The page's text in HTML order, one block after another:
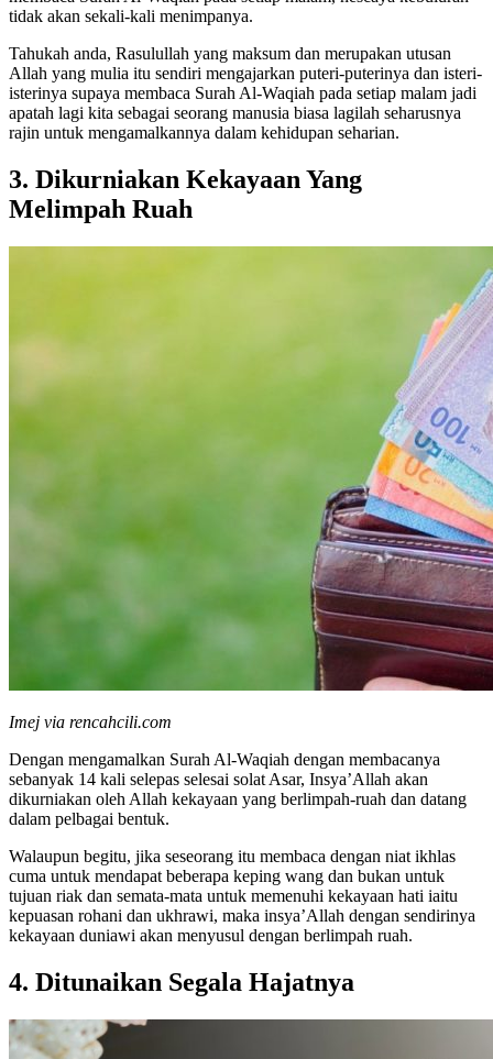
tidak akan sekali-kali menimpanya.
Tahukah anda, Rasulullah yang maksum dan merupakan utusan
Allah yang mulia itu sendiri mengajarkan puteri-puterinya dan isteri-
isterinya supaya membaca Surah Al-Waqiah pada setiap malam jadi
apatah lagi kita sebagai seorang manusia biasa lagilah seharusnya
rajin untuk mengamalkannya dalam kehidupan seharian.
3. Dikurniakan Kekayaan Yang
Melimpah Ruah
Imej via rencahcili.com
Dengan mengamalkan Surah Al-Waqiah dengan membacanya
sebanyak 14 kali selepas selesai solat Asar, Insya’Allah akan
dikurniakan oleh Allah kekayaan yang berlimpah-ruah dan datang
dalam pelbagai bentuk.
Walaupun begitu, jika seseorang itu membaca dengan niat ikhlas
cuma untuk mendapat beberapa keping wang dan bukan untuk
tujuan riak dan semata-mata untuk memenuhi kekayaan hati iaitu
kepuasan rohani dan ukhrawi, maka insya’Allah dengan sendirinya
kekayaan duniawi akan menyusul dengan berlimpah ruah.
4. Ditunaikan Segala Hajatnya